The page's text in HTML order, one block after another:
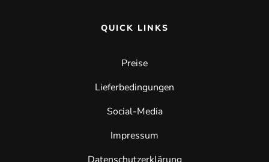
QUICK LINKS
Preise
Lieferbedingungen
Social-Media
Impressum